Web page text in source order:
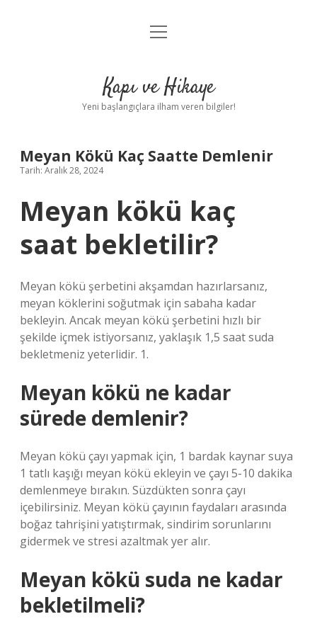
Anasayfa
Yasal Uyarı
menüyü
Kapı ve Hikaye
Yeni başlangıçlara ilham veren bilgiler!
Meyan Kökü Kaç Saatte Demlenir
Tarih: Aralık 28, 2024
Meyan kökü kaç
saat bekletilir?
Meyan kökü şerbetini akşamdan hazırlarsanız,
meyan köklerini soğutmak için sabaha kadar
bekleyin. Ancak meyan kökü şerbetini hızlı bir
şekilde içmek istiyorsanız, yaklaşık 1,5 saat suda
bekletmeniz yeterlidir. 1.
Meyan kökü ne kadar
sürede demlenir?
Meyan kökü çayı yapmak için, 1 bardak kaynar suya
1 tatlı kaşığı meyan kökü ekleyin ve çayı 5-10 dakika
demlenmeye bırakın. Süzdükten sonra çayı
içebilirsiniz. Meyan kökü çayının faydaları arasında
boğaz tahrişini yatıştırmak, sindirim sorunlarını
gidermek ve stresi azaltmak yer alır.
Meyan kökü suda ne kadar
bekletilmeli?